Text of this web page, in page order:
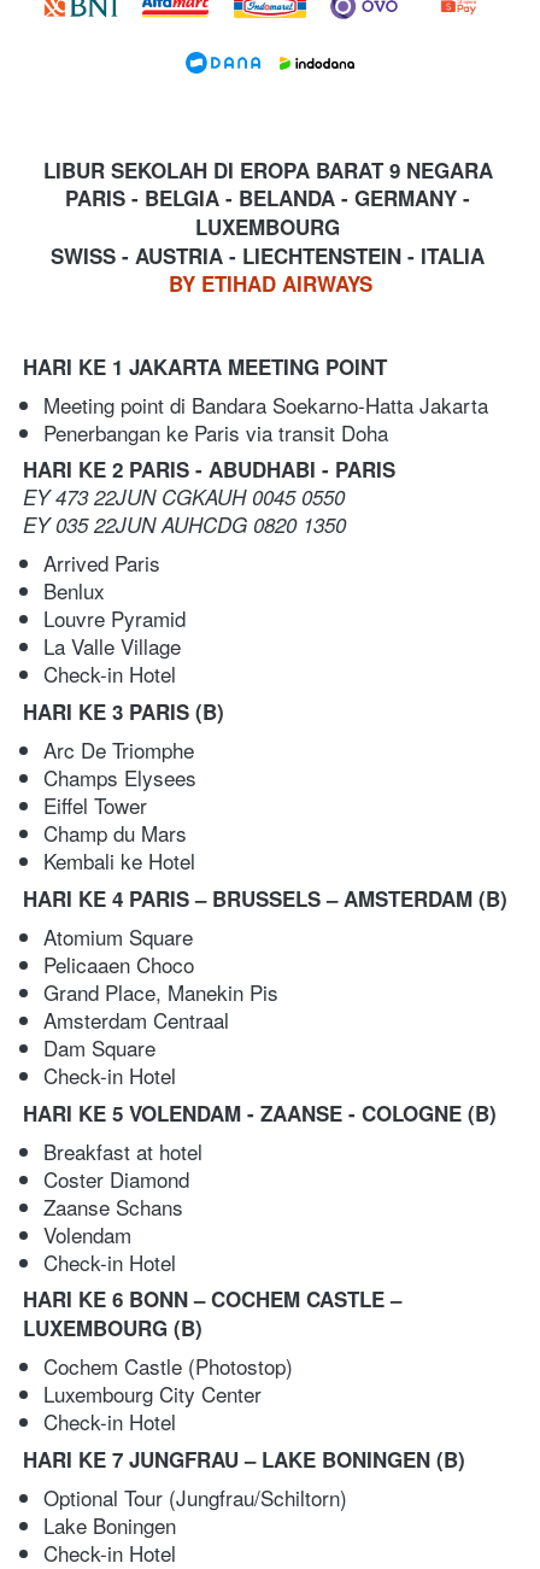
LIBUR SEKOLAH DI EROPA BARAT 9 NEGARA
PARIS - BELGIA - BELANDA - GERMANY -
LUXEMBOURG
SWISS - AUSTRIA - LIECHTENSTEIN - ITALIA
BY ETIHAD AIRWAYS
HARI KE 1 JAKARTA MEETING POINT
Meeting point di Bandara Soekarno-Hatta Jakarta
Penerbangan ke Paris via transit Doha
HARI KE 2 PARIS - ABUDHABI - PARIS
EY 473 22JUN CGKAUH 0045 0550
EY 035 22JUN AUHCDG 0820 1350
Arrived Paris
Benlux
Louvre Pyramid
La Valle Village
Check-in Hotel
HARI KE 3 PARIS (B)
Arc De Triomphe
Champs Elysees
Eiffel Tower
Champ du Mars
Kembali ke Hotel
HARI KE 4 PARIS – BRUSSELS – AMSTERDAM (B)
Atomium Square
Pelicaaen Choco
Grand Place, Manekin Pis
Amsterdam Centraal
Dam Square
Check-in Hotel
HARI KE 5 VOLENDAM - ZAANSE - COLOGNE (B)
Breakfast at hotel
Coster Diamond
Zaanse Schans
Volendam
Check-in Hotel
HARI KE 6 BONN – COCHEM CASTLE –
LUXEMBOURG (B)
Cochem Castle (Photostop)
Luxembourg City Center
Check-in Hotel
HARI KE 7 JUNGFRAU – LAKE BONINGEN (B)
Optional Tour (Jungfrau/Schiltorn)
Lake Boningen
Check-in Hotel